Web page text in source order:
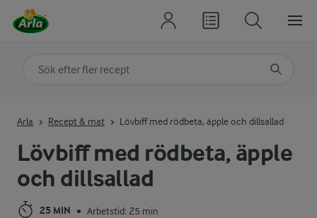
Lövbiff med rödbeta, äpple
och dillsallad
25 MIN • Arbetstid: 25 min
Arla Recept & mat Lövbiff med rödbeta, äpple och dillsallad
Sök på kategori eller ingrediens